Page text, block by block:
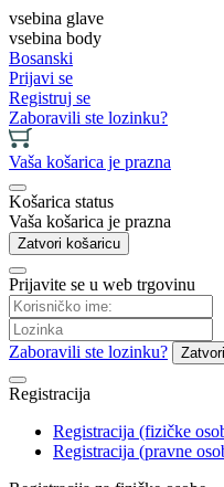
vsebina glave
vsebina body
Bosanski
Prijavi se
Registruj se
Zaboravili ste lozinku?
Vaša košarica je prazna
Košarica status
Vaša košarica je prazna
Zatvori košaricu
Prijavite se u web trgovinu
Zaboravili ste lozinku? Zatvori
Registracija
Registracija (fizičke
Registracija (pravne